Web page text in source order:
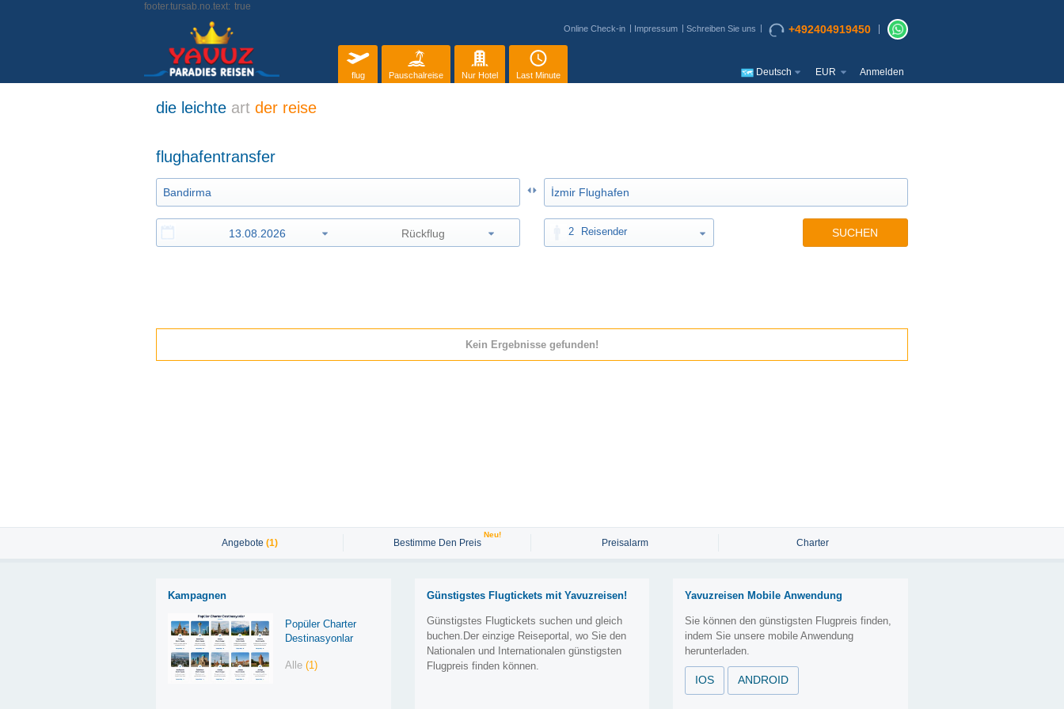
footer.tursab.no.text: true
Online Check-in Impressum Schreiben Sie uns +492404919450
flug Pauschalreise Nur Hotel Last Minute Deutsch EUR Anmelden
die leichte art der reise
flughafentransfer
2 Reisender SUCHEN
Kein Ergebnisse gefunden!
Angebote (1) Bestimme Den Preis
Neu!
Preisalarm Charter
Kampagnen
Popüler Charter
Destinasyonlar
Alle(1)
Günstigstes Flugtickets mit Yavuzreisen!
Günstigstes Flugtickets suchen und gleich
buchen.Der einzige Reiseportal, wo Sie den
Nationalen und Internationalen günstigsten
Flugpreis finden können.
Yavuzreisen Mobile Anwendung
Sie können den günstigsten Flugpreis finden,
indem Sie unsere mobile Anwendung
herunterladen.
IOS ANDROID